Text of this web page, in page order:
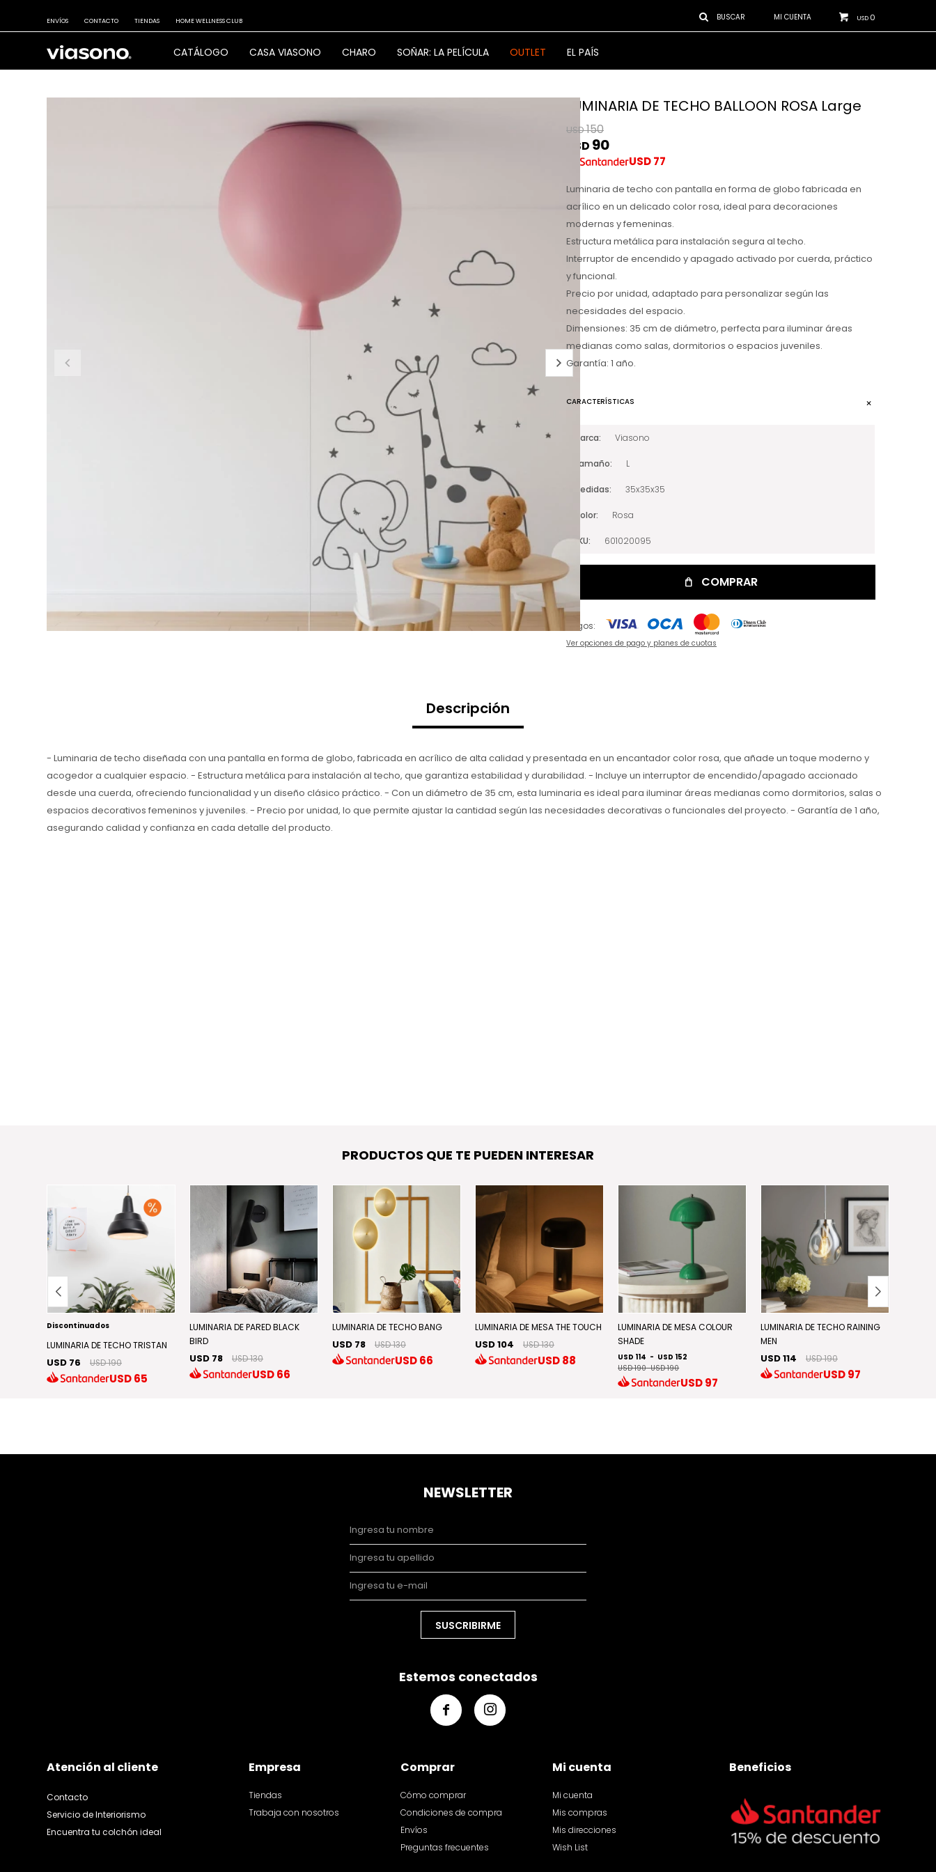
CATÁLOGO CASA VIASONO CHARO SOÑAR: LA PELÍCULA OUTLET EL PAÍS
USD 0
ENVÍOS CONTACTO TIENDAS HOME WELLNESS CLUB
LUMINARIA DE TECHO BALLOON ROSA Large
USD150
USD 90
USD77
Luminaria de techo con pantalla en forma de globo fabricada en
acrílico en un delicado color rosa, ideal para decoraciones
modernas y femeninas.
Estructura metálica para instalación segura al techo.
Interruptor de encendido y apagado activado por cuerda, práctico
y funcional.
Precio por unidad, adaptado para personalizar según las
necesidades del espacio.
Dimensiones: 35 cm de diámetro, perfecta para iluminar áreas
medianas como salas, dormitorios o espacios juveniles.
Garantía: 1 año.
CARACTERÍSTICAS
Marca Viasono
Tamaño L
Medidas 35x35x35
Color Rosa
SKU 601020095
COMPRAR
Pagos:
Ver opciones de pago y planes de cuotas
Descripción
- Luminaria de techo diseñada con una pantalla en forma de globo, fabricada en acrílico de alta calidad y presentada en un encantador color rosa, que añade un toque moderno y
acogedor a cualquier espacio. - Estructura metálica para instalación al techo, que garantiza estabilidad y durabilidad. - Incluye un interruptor de encendido/apagado accionado
desde una cuerda, ofreciendo funcionalidad y un diseño clásico práctico. - Con un diámetro de 35 cm, esta luminaria es ideal para iluminar áreas medianas como dormitorios, salas o
espacios decorativos femeninos y juveniles. - Precio por unidad, lo que permite ajustar la cantidad según las necesidades decorativas o funcionales del proyecto. - Garantía de 1 año,
asegurando calidad y confianza en cada detalle del producto.
PRODUCTOS QUE TE PUEDEN INTERESAR
Discontinuados
LUMINARIA DE TECHO TRISTAN
USD 76 USD 190
USD65
LUMINARIA DE PARED BLACK
BIRD
USD 78 USD 130
USD66
LUMINARIA DE TECHO BANG
USD 78 USD 130
USD66
LUMINARIA DE MESA THE TOUCH
USD 104 USD 130
USD88
LUMINARIA DE MESA COLOUR
SHADE
USD 114 - USD 152
USD 190-USD 190
USD97
LUMINARIA DE TECHO RAINING
MEN
USD 114 USD 190
USD97
Atención al cliente
Contacto
Servicio de Interiorismo
Encuentra tu colchón ideal
Empresa
Tiendas
Trabaja con nosotros
Comprar
Cómo comprar
Condiciones de compra
Envíos
Preguntas frecuentes
Mi cuenta
Mi cuenta
Mis compras
Mis direcciones
Wish List
Beneficios
NEWSLETTER
SUSCRIBIRME
Estemos conectados
 